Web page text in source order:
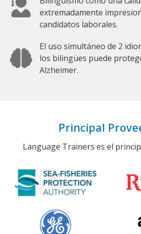
extremadamente
candidatos laborales.
El uso simultáneo de 2
los bilingües puede
Alzheimer.
Principal
Language Trainers es el